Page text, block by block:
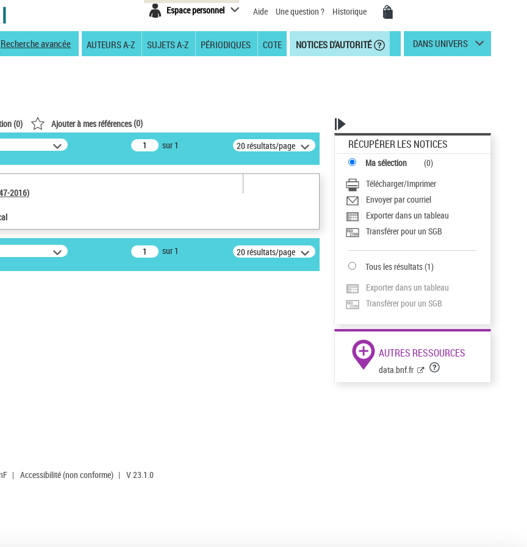
Espace personnel Aide Une question ? Historique
Recherche avancée AUTEURS A-Z SUJETS A-Z PÉRIODIQUES COTE NOTICES D'AUTORITÉ DANS UNIVERS
(0) Ajouter à mes références(0)
sur 1 20 résultats/page
2016)
sur 1 20 résultats/page
RÉCUPÉRER LES NOTICES
Ma sélection (0)
Télécharger/Imprimer
Envoyer par courriel
Exporter dans un tableau
Transférer pour un SGB
Tous les résultats(1)
Exporter dans un tableau
Transférer pour un SGB
AUTRES RESSOURCES
data.bnf.fr
| Accessibilité (non conforme) | V 23.1.0